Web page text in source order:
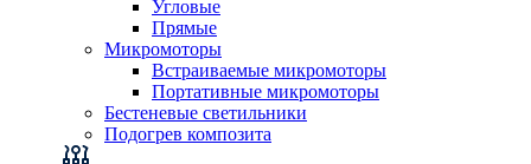
Угловые
Прямые
Микромоторы
Встраиваемые микромоторы
Портативные микромоторы
Бестеневые светильники
Подогрев композита